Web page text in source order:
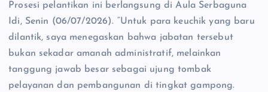
Prosesi pelantikan ini berlangsung di Aula Serbaguna
Idi, Senin (06/07/2026). “Untuk para keuchik yang baru
dilantik, saya menegaskan bahwa jabatan tersebut
bukan sekadar amanah administratif, melainkan
tanggung jawab besar sebagai ujung tombak
pelayanan dan pembangunan di tingkat gampong.